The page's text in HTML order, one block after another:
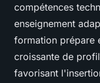
compétences
enseignement
formation prépare
croissante de
favorisant